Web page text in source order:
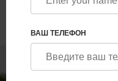
ВАШ ТЕЛЕФОН